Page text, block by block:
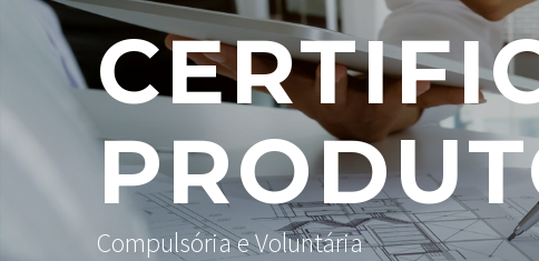
Compulsória e Voluntária